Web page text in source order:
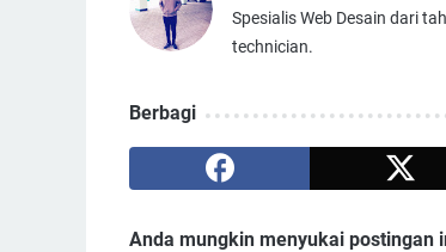
Spesialis Web Desain dari
technician.
Berbagi
Anda mungkin menyukai postingan